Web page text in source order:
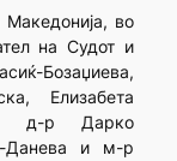
во
на Судот и
Бозаџиева,
Елизабета
д-р Дарко
Данева и м-р